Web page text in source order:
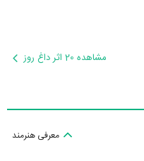
مشاهده 20 اثر داغ روز
معرفی هنرمند